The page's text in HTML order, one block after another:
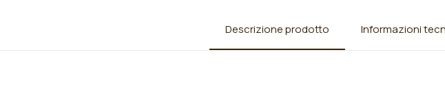
Descrizione prodotto Informazioni